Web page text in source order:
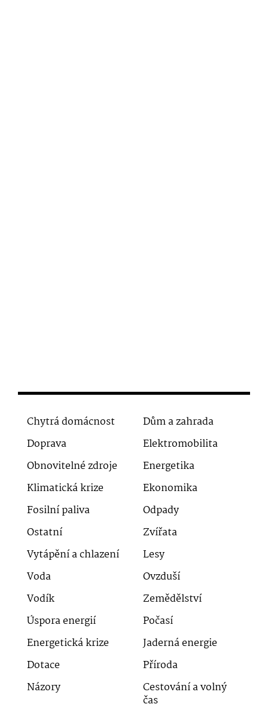
Chytrá domácnost
Dům a zahrada
Doprava
Elektromobilita
Obnovitelné zdroje
Energetika
Klimatická krize
Ekonomika
Fosilní paliva
Odpady
Ostatní
Zvířata
Vytápění a chlazení
Lesy
Voda
Ovzduší
Vodík
Zemědělství
Úspora energií
Počasí
Energetická krize
Jaderná energie
Dotace
Příroda
Názory
Cestování a volný